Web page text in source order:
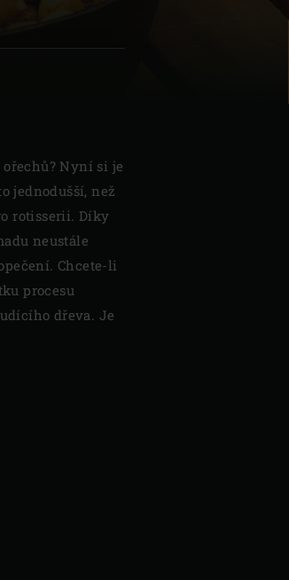
Nyní si je
jednodušší, než
rotisserii. Díky
neustále
Chcete-li
procesu
dřeva. Je